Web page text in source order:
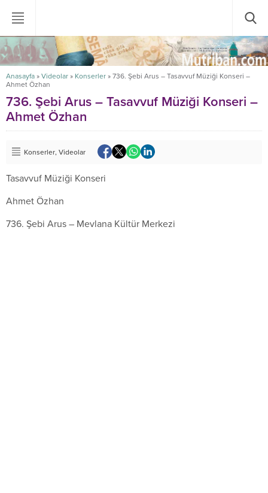
Anasayfa » Videolar » Konserler » 736. Şebi Arus – Tasavvuf Müziği Konseri –
Ahmet Özhan
736. Şebi Arus – Tasavvuf Müziği Konseri –
Ahmet Özhan
Konserler, Videolar
Tasavvuf Müziği Konseri
Ahmet Özhan
736. Şebi Arus – Mevlana Kültür Merkezi